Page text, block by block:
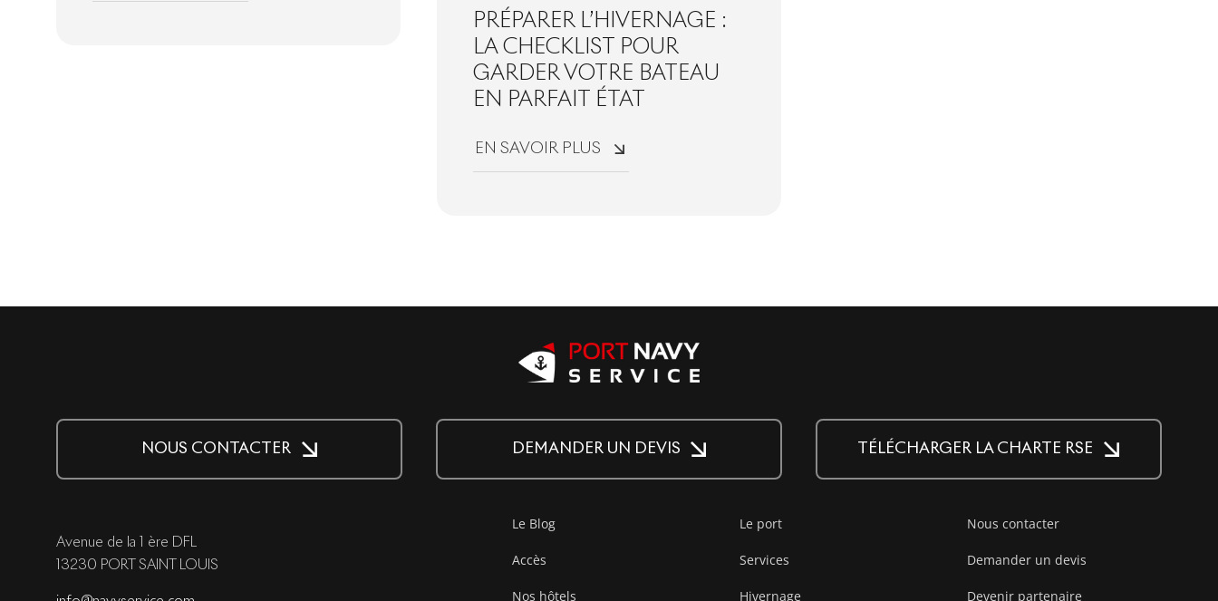
PRÉPARER L’HIVERNAGE :
LA CHECKLIST POUR
GARDER VOTRE BATEAU
EN PARFAIT ÉTAT
EN SAVOIR PLUS
NOUS CONTACTER DEMANDER UN DEVIS TÉLÉCHARGER LA CHARTE RSE
Avenue de la 1 ère DFL
13230 PORT SAINT LOUIS
Le Blog
Accès
Nos hôtels
Le port
Services
Hivernage
Nous contacter
Demander un devis
Devenir partenaire